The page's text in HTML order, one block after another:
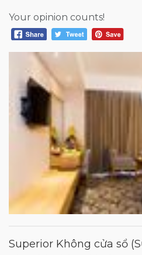
Your opinion counts!
Superior Không cửa sổ